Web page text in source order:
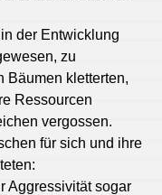
der Entwicklung
zu
Bäumen kletterten,
Ressourcen
vergossen.
für sich und ihre
Aggressivität sogar